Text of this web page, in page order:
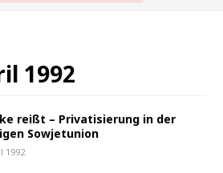
1992
reißt – Privatisierung in der
Sowjetunion
1992